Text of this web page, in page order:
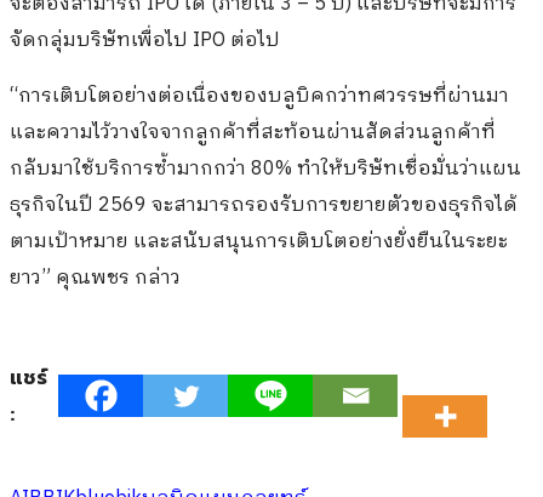
จัดกลุ่มบริษัทเพื่อไป IPO ต่อไป
“การเติบโตอย่างต่อเนื่องของบลูบิคกว่าทศวรรษที่ผ่านมา
และความไว้วางใจจากลูกค้าที่สะท้อนผ่านสัดส่วนลูกค้าที่
กลับมาใช้บริการซ้ำมากกว่า 80% ทำให้บริษัทเชื่อมั่นว่าแผน
ธุรกิจในปี 2569 จะสามารถรองรับการขยายตัวของธุรกิจได้
ตามเป้าหมาย และสนับสนุนการเติบโตอย่างยั่งยืนในระยะ
ยาว” คุณพชร กล่าว
แชร์
: